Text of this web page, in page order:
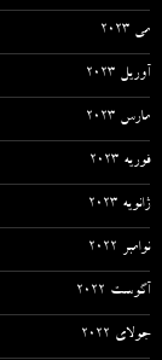
می 2023
آوریل 2023
مارس 2023
فوریه 2023
ژانویه 2023
نوامبر 2022
آگوست 2022
جولای 2022